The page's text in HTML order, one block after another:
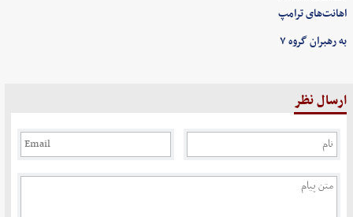
اهانت‌های ترامپ
به رهبران گروه ۷
ارسال نظر